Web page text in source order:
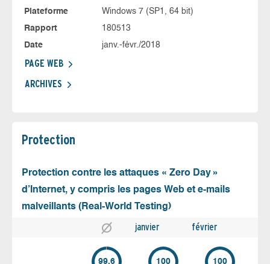
Plateforme
Windows 7 (SP1, 64 bit)
Rapport
180513
Date
janv.-févr./2018
PAGE WEB
ARCHIVES
Protection
Protection contre les attaques « Zero Day »
d’Internet, y compris les pages Web et e-mails
malveillants (Real-World Testing)
janvier février
99.6 100 100